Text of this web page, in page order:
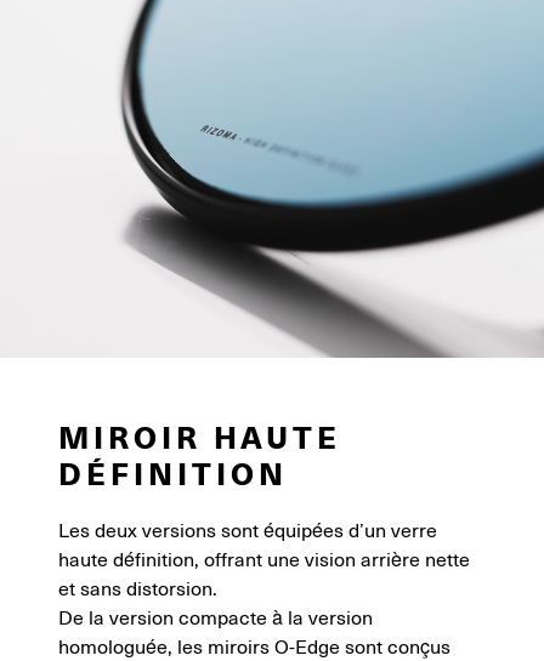
MIROIR HAUTE
DÉFINITION
Les deux versions sont équipées d’un verre
haute définition, offrant une vision arrière nette
et sans distorsion.
De la version compacte à la version
homologuée, les miroirs O-Edge sont conçus